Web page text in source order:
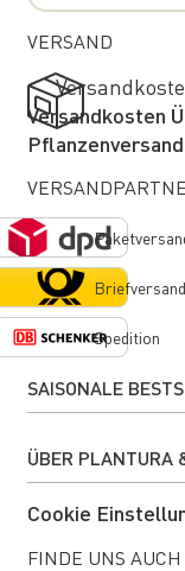
SAISONALE
ÜBER PLANTURA
Cookie
FINDE UNS
VERSAND
Versandkosten
Pflanzenversand
Spedition